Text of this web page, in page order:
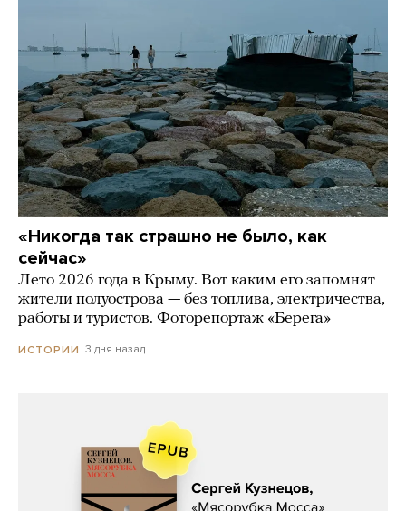
«Никогда так страшно не было, как
сейчас»
Лето 2026 года в Крыму. Вот каким его запомнят
жители полуострова — без топлива, электричества,
работы и туристов. Фоторепортаж «Берега»
ИСТОРИИ 3 дня назад